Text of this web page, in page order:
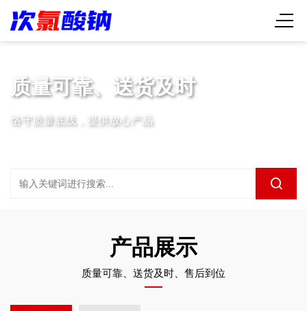
质量可靠、送货及时
恪守质量底线，提供放心产品
产品展示
质量可靠、送货及时、售后到位